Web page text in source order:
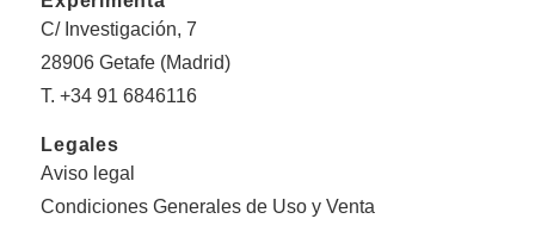
C/ Investigación, 7
28906 Getafe (Madrid)
T. +34 91 6846116
Legales
Aviso legal
Condiciones Generales de Uso y Venta